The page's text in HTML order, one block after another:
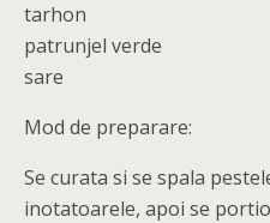
tarhon
patrunjel verde
sare
Mod de preparare:
Se curata si se spala
inotatoarele, apoi se